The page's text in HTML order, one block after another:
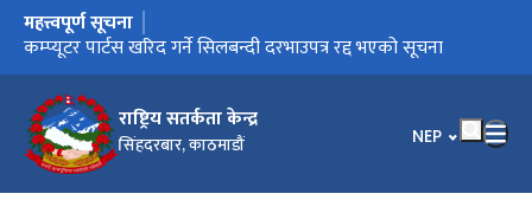
राष्ट्रिय सतर्कता केन्द्र
सिंहदरबार, काठमाडौं भाषा चयन गर्नुहोस्
NEP
मुख्य नेभिगेसनमा जानुहोस्
महत्त्वपूर्ण सूचना
आ.व. २०८२/८३ को सम्पत्ति विवरण बुझाउने र केन्द्रलाई अनलाइन
सफ्टवेयर मार्फत जानकारी दिने सम्बन्धी अत्यन्त जरुरी सूचना
कम्प्यूटर पार्टस खरिद गर्ने सिलबन्दी दरभाउपत्र रद्द भएको सूचना
प्राविधि परीक्षकहरूलाई प्राविधिक परीक्षण सम्बन्धी पुनर्ताजगी
(Refresher) तालिमको लागि आवेदन माग गरिएका सूचना